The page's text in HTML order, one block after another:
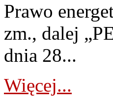
Prawo
zm., dalej
dnia 28...
Więcej...